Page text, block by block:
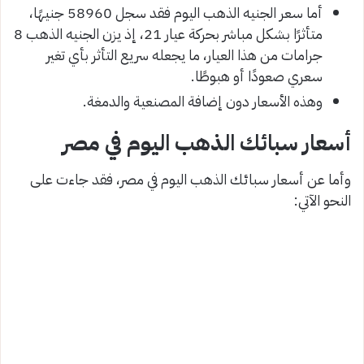
أما سعر الجنيه الذهب اليوم فقد سجل 58960 جنيهًا،
متأثرًا بشكل مباشر بحركة عيار 21، إذ يزن الجنيه الذهب 8
جرامات من هذا العيار، ما يجعله سريع التأثر بأي تغير
سعري صعودًا أو هبوطًا.
وهذه الأسعار دون إضافة المصنعية والدمغة.
أسعار سبائك الذهب اليوم في مصر
وأما عن أسعار سبائك الذهب اليوم في مصر، فقد جاءت على
النحو الآتي: